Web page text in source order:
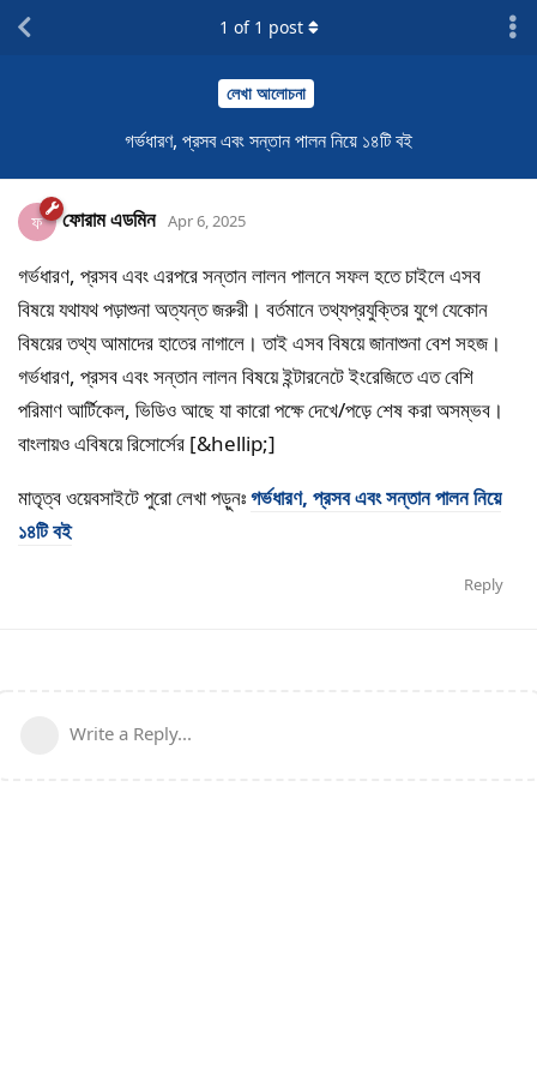
লেখা আলোচনা
গর্ভধারণ, প্রসব এবং সন্তান পালন নিয়ে ১৪টি বই
1 of 1 post
ফ ফোরাম এডমিন Apr 6, 2025
গর্ভধারণ, প্রসব এবং এরপরে সন্তান লালন পালনে সফল হতে চাইলে এসব
বিষয়ে যথাযথ পড়াশুনা অত্যন্ত জরুরী। বর্তমানে তথ্যপ্রযুক্তির যুগে যেকোন
বিষয়ের তথ্য আমাদের হাতের নাগালে। তাই এসব বিষয়ে জানাশুনা বেশ সহজ।
গর্ভধারণ, প্রসব এবং সন্তান লালন বিষয়ে ইন্টারনেটে ইংরেজিতে এত বেশি
পরিমাণ আর্টিকেল, ভিডিও আছে যা কারো পক্ষে দেখে/পড়ে শেষ করা অসম্ভব।
বাংলায়ও এবিষয়ে রিসোর্সের [&hellip;]
মাতৃত্ব ওয়েবসাইটে পুরো লেখা পড়ুনঃগর্ভধারণ, প্রসব এবং সন্তান পালন নিয়ে
১৪টি বই
Reply
Write a Reply...